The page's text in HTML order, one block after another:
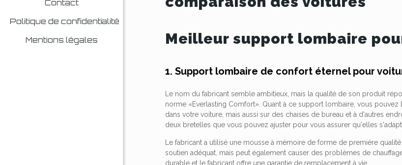
Contact
Politique de confidentialité
Mentions légales
Meilleur support lombaire
1. Support lombaire de confort éternel pour
Le nom du fabricant semble ambitieux, mais la qualité de son produit
norme «Everlasting Comfort». Quant à ce support lombaire, vous pouvez
dans votre voiture, mais aussi sur des chaises de bureau et à d'autres
deux bretelles que vous pouvez ajuster pour vous assurer qu'elles
Le fabricant a utilisé une mousse à mémoire de forme de première
soutien adéquat, mais peut également causer des problèmes de
durable et le fabricant offre une garantie de remplacement à vie.